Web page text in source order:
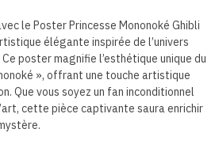
le Poster Princesse Mononoké Ghibli
élégante inspirée de l’univers
poster magnifie l’esthétique unique du
», offrant une touche artistique
Que vous soyez un fan inconditionnel
cette pièce captivante saura enrichir